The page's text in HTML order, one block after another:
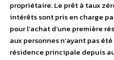
propriétaire. Le prêt à taux
intérêts sont pris en charge
pour l’achat d’une première
aux personnes n’ayant pas
résidence principale depuis